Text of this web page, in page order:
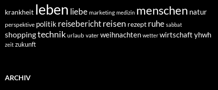
krankheit leben liebe marketing medizin menschen natur
perspektive politik reiseberichtreisen rezept ruhe sabbat
shoppingtechnik urlaub vater weihnachten wetter wirtschaft yhwh
zeit zukunft
ARCHIV